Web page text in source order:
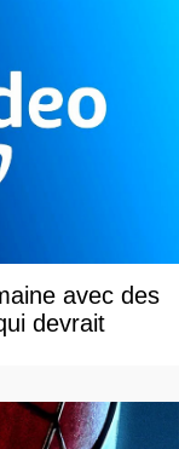
avec des
devrait